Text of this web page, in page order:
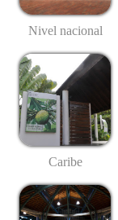
Nivel nacional
Caribe